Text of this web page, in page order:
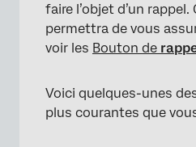
faire l’objet d’un rappel.
permettra de vous
voir les Bouton de
Voici quelques-unes
plus courantes que